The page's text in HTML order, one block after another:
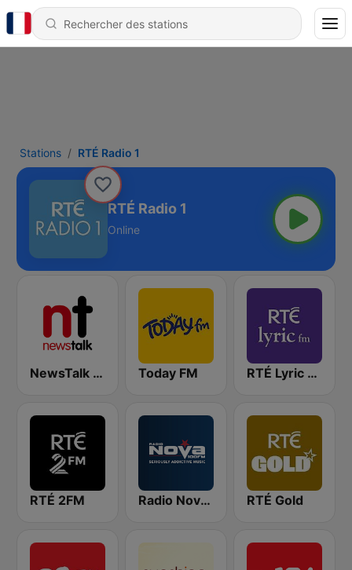
Stations RTÉ Radio 1
RTÉ Radio 1
Online
NewsTalk 106-108 Today FM RTÉ Lyric FM
RTÉ 2FM Radio Nova Ireland RTÉ Gold